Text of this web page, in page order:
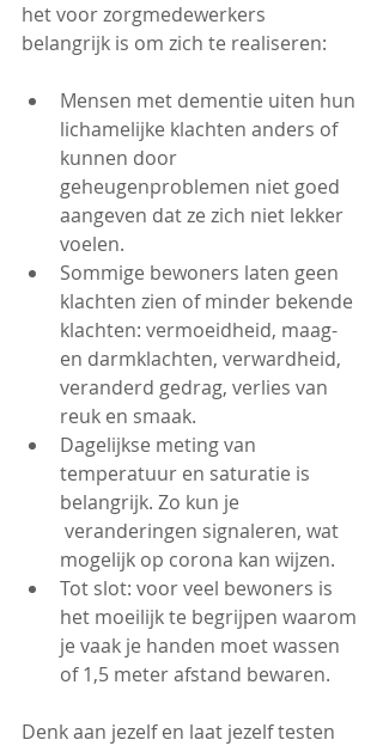
het voor zorgmedewerkers
belangrijk is om zich te realiseren:
Mensen met dementie uiten hun
lichamelijke klachten anders of
kunnen door
geheugenproblemen niet goed
aangeven dat ze zich niet lekker
voelen.
​Sommige bewoners laten geen
klachten zien of minder bekende
klachten: vermoeidheid, maag-
en darmklachten, verwardheid,
veranderd gedrag, verlies van
reuk en smaak.
Dagelijkse meting van
temperatuur en saturatie is
belangrijk. Zo kun je
veranderingen signaleren, wat
mogelijk op corona kan wijzen.
Tot slot: voor veel bewoners is
het moeilijk te begrijpen waarom
je vaak je handen moet wassen
of 1,5 meter afstand bewaren.
Denk aan jezelf en laat jezelf testen